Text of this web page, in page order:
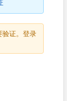
验证。登录